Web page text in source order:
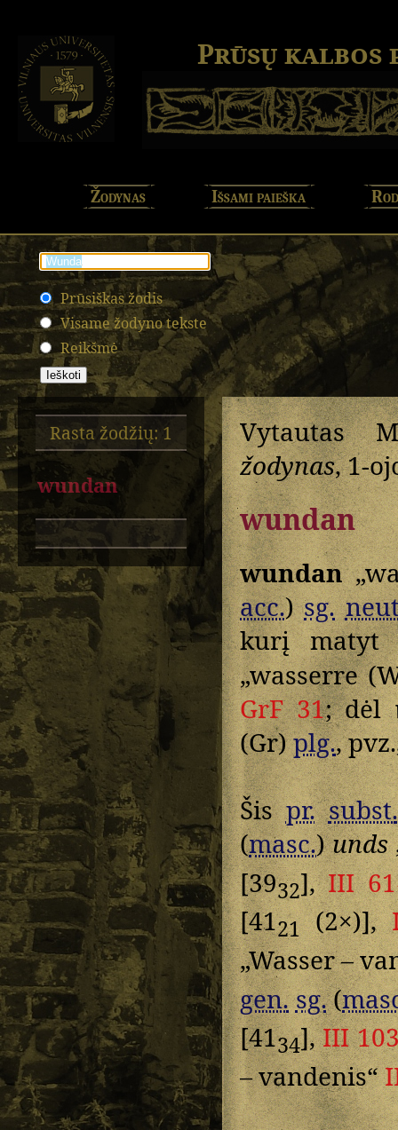
Prūsų kalbos
Žodynas Išsami paieška
Prūsiškas žodis
Visame žodyno tekste
Reikšmė
Rasta žodžių: 1
wundan
Vytautas
žodynas, 1-
wundan
wundan
acc.)sg.
kurį
„wasserre
GrF 31; dėl
(Gr)plg.,
Šispr. subst.
(masc.)unds
[3932],III 61
[4121(2×)],
„Wasser –
gen. sg.(
[4134],III
– vandenis“